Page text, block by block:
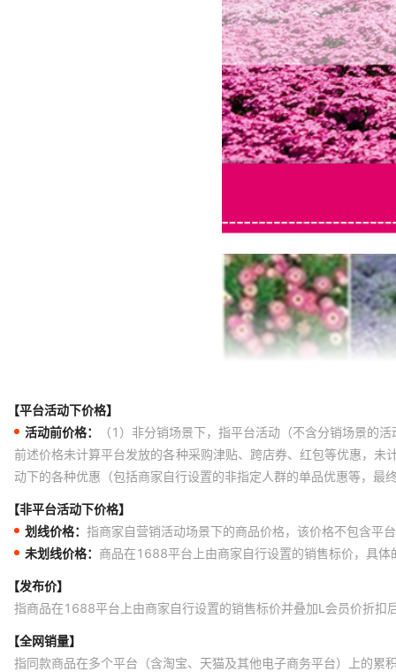
【平台活动下价格】
活动前价格：
（1）非分销场景下，指平台活动（不含分销场景的
前述价格未计算平台发放的各种采购津贴、跨店券、红包等优惠，
动下的各种优惠（包括商家自行设置的非指定人群的单品优惠等，
【非平台活动下价格】
划线价格： 指商家自营销活动场景下的商品价格，该价格不包含平
未划线价格： 商品在1688平台上由商家自行设置的销售标价，具
【发布价】
指商品在1688平台上由商家自行设置的销售标价并叠加L会员价折扣
【全网销量】
指同款商品在多个平台（含淘宝、天猫及其他电子商务平台）上的累